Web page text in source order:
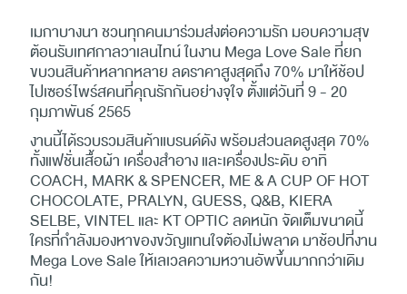
เมกาบางนา ชวนทุกคนมาร่วมส่งต่อความรัก มอบความสุข
ต้อนรับเทศกาลวาเลนไทน์ ในงาน Mega Love Sale ที่ยก
ขบวนสินค้าหลากหลาย ลดราคาสูงสุดถึง 70% มาให้ช้อป
ไปเซอร์ไพร์สคนที่คุณรักกันอย่างจุใจ ตั้งแต่วันที่ 9 - 20
กุมภาพันธ์ 2565
งานนี้ได้รวบรวมสินค้าแบรนด์ดัง พร้อมส่วนลดสูงสุด 70%
ทั้งแฟชั่นเสื้อผ้า เครื่องสำอาง และเครื่องประดับ อาทิ
COACH, MARK & SPENCER, ME & A CUP OF HOT
CHOCOLATE, PRALYN, GUESS, Q&B, KIERA
SELBE, VINTEL และ KT OPTIC ลดหนัก จัดเต็มขนาดนี้
ใครที่กำลังมองหาของขวัญแทนใจต้องไม่พลาด มาช้อปที่งาน
Mega Love Sale ให้เลเวลความหวานอัพขึ้นมากกว่าเดิม
กัน!